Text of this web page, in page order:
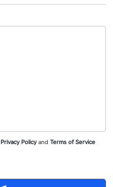
Privacy Policyand Terms of Service